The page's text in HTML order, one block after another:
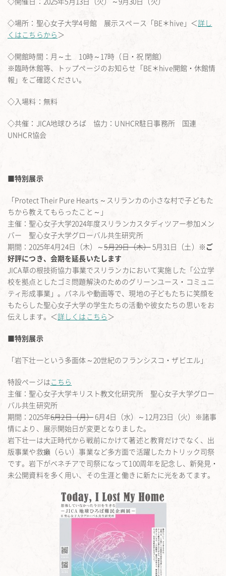
◇場所：聖心女子大学4号館 展示スペース「BE＊hive」＜詳し
くはこちらから＞
◇開館時間：月～土 10時～17時（日・祝 閉館）
※臨時休館等、トップページのお知らせ「BE＊hive開館・休館情
報」をご確認ください。
◇入場料：無料
◇共催：JICA地球ひろば 協力：UNHCR駐日事務所 国連
UNHCR協会
■特別展示
「Protect Their Pure Hearts ～スリランカの小さな村で子どもた
ちから教えてもらったこと～」
主催：聖心女子大学2024年度スリランカスタディツアー参加メン
バー 聖心女子大学グローバル共生研究所
期間：2025年4月24日（木）～5月29日（木）5月31日（土） ※ご
好評につき、会期を延長いたします
JICA草の根技術協力事業でスリランカにおいて実施した「公立学
校を拠点としたゴミ問題解決のためのグリーンユース・コミュニ
ティ形成事業」。パネルや動画等で、現地の子どもたちに笑顔を
もたらした聖心女子大学の学生たちの活動や彼女たちの思いをお
伝えします。＜詳しくはこちら＞
■特別展示
「岩下壮一という多面体～20世紀のフランシスコ・ザビエル」
特設ページはこちら
主催：聖心女子大学キリスト教文化研究所 聖心女子大学グロー
バル共生研究所
期間：2025年6月2日（月）6月4日（水）～12月23日（火）※諸事
情により、展示開始日が変更となりました。
岩下壮一は大正時代から戦前にかけて著述と教育だけでなく、出
版事業や救癩（らい）事業など多方面で活躍したカトリック司祭
です。岩下がベネチアで司祭になって100周年を記念し、 新発見・
未公開資料を多く用い、 その生涯と働きに新たに光をあてます。